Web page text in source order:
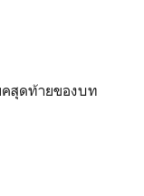
คสุดท้ายของบท